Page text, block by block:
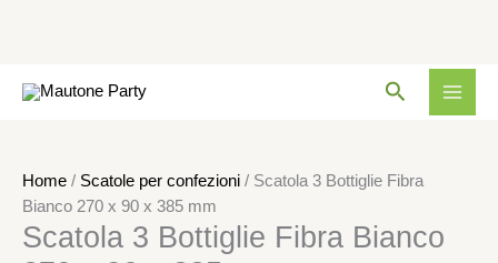
Cerca
Home / Scatole per confezioni / Scatola 3 Bottiglie Fibra
Bianco 270 x 90 x 385 mm
Scatola 3 Bottiglie Fibra Bianco
3
Bianco
270
x